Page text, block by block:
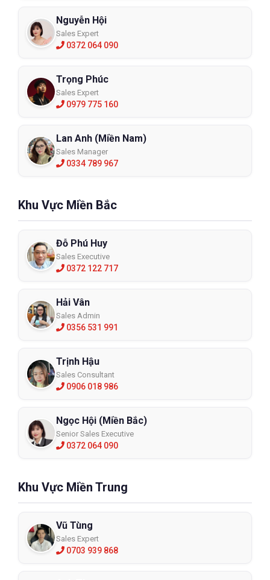
Nguyễn Hội
Sales Expert
0372 064 090
Trọng Phúc
Sales Expert
0979 775 160
Lan Anh (Miền Nam)
Sales Manager
0334 789 967
Khu Vực Miền Bắc
Đỗ Phú Huy
Sales Executive
0372 122 717
Hải Vân
Sales Admin
0356 531 991
Trịnh Hậu
Sales Consultant
0906 018 986
Ngọc Hội (Miền Bắc)
Senior Sales Executive
0372 064 090
Khu Vực Miền Trung
Vũ Tùng
Sales Expert
0703 939 868